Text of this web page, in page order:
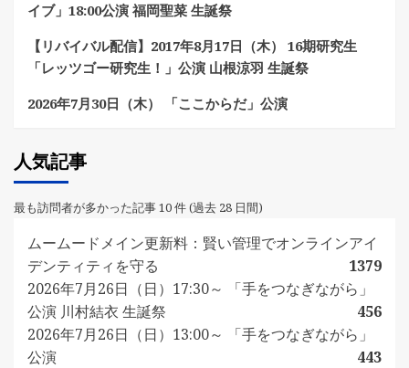
イブ」18:00公演 福岡聖菜 生誕祭
【リバイバル配信】2017年8月17日（木） 16期研究生
「レッツゴー研究生！」公演 山根涼羽 生誕祭
2026年7月30日（木） 「ここからだ」公演
人気記事
最も訪問者が多かった記事 10 件 (過去 28 日間)
ムームードメイン更新料：賢い管理でオンラインアイ
デンティティを守る
1379
2026年7月26日（日）17:30～ 「手をつなぎながら」
公演 川村結衣 生誕祭
456
2026年7月26日（日）13:00～ 「手をつなぎながら」
公演
443